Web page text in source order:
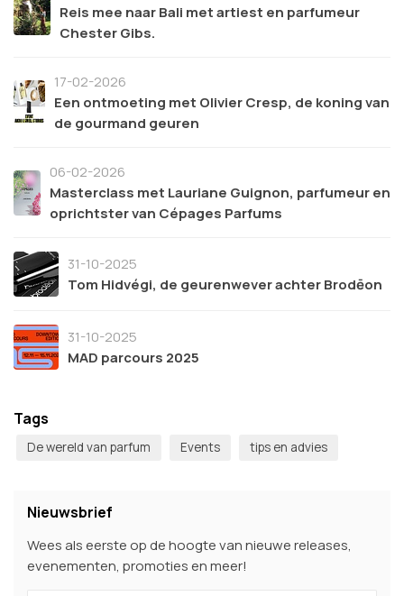
Reis mee naar Bali met artiest en parfumeur
Chester Gibs.
17-02-2026
Een ontmoeting met Olivier Cresp, de koning van
de gourmand geuren
06-02-2026
Masterclass met Lauriane Guignon, parfumeur en
oprichtster van Cépages Parfums
31-10-2025
Tom Hidvégi, de geurenwever achter Brodēon
31-10-2025
MAD parcours 2025
Tags
De wereld van parfum Events tips en advies
Nieuwsbrief
Wees als eerste op de hoogte van nieuwe releases,
evenementen, promoties en meer!